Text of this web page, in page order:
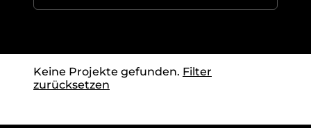
Keine Projekte gefunden. Filter
zurücksetzen